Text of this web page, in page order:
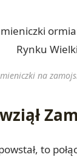
na
to